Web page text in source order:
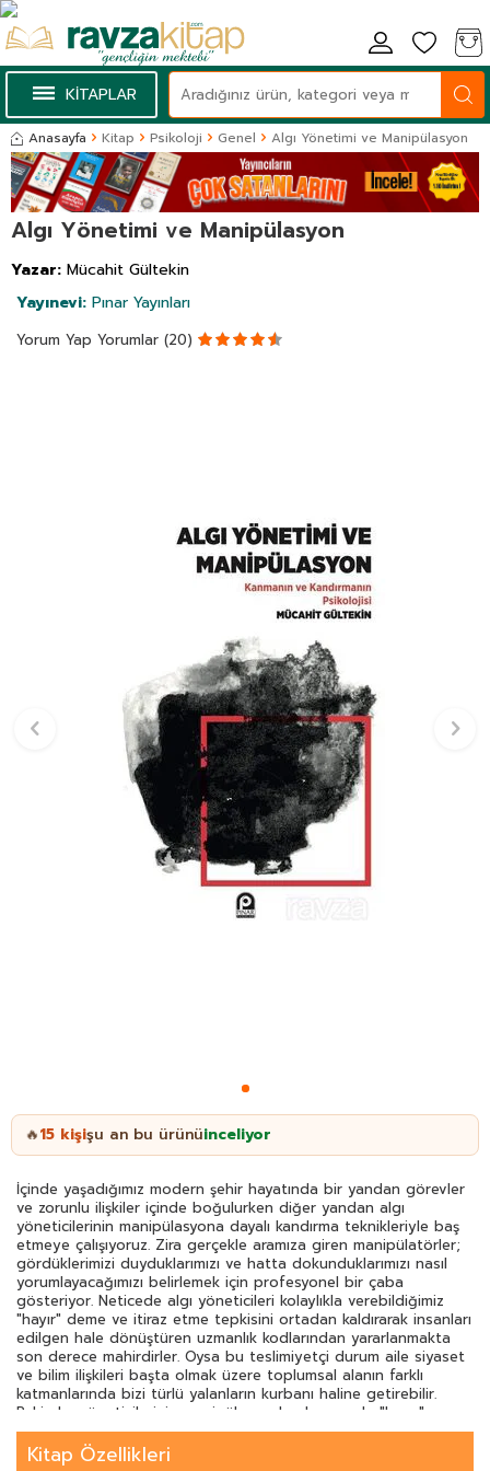
KİTAPLAR
Anasayfa Kitap Psikoloji Genel Algı Yönetimi ve Manipülasyon
Algı Yönetimi ve Manipülasyon
Yazar: Mücahit Gültekin
Yayınevi: Pınar Yayınları
Yorum Yap Yorumlar (20)
🔥15 kişişu an bu ürünüinceliyor
İçinde yaşadığımız modern şehir hayatında bir yandan görevler
ve zorunlu ilişkiler içinde boğulurken diğer yandan algı
yöneticilerinin manipülasyona dayalı kandırma teknikleriyle baş
etmeye çalışıyoruz. Zira gerçekle aramıza giren manipülatörler;
gördüklerimizi duyduklarımızı ve hatta dokunduklarımızı nasıl
yorumlayacağımızı belirlemek için profesyonel bir çaba
gösteriyor. Neticede algı yöneticileri kolaylıkla verebildiğimiz
"hayır" deme ve itiraz etme tepkisini ortadan kaldırarak insanları
edilgen hale dönüştüren uzman­lık kodlarından yararlanmakta
son derece mahirdirler. Oysa bu teslimiyetçi durum aile siyaset
ve bilim ilişkileri başta olmak üzere toplumsal alanın farklı
katmanlarında bizi türlü yalanların kurbanı haline getirebilir.
Peki algı yöneticilerinin manipülasyonları karşısında "hayır"
demek hepimize neden bu kadar zor gelir? Usta yalancıların
yönettiği bir dünyada yaşadığımızın farkında mıyız? Onay­
Kitap Özellikleri